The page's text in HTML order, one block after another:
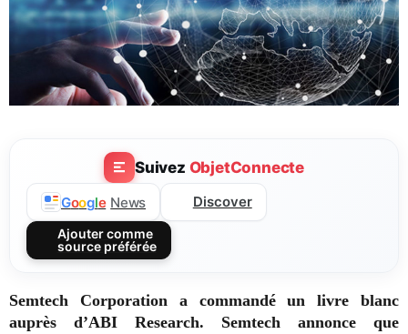
Suivez ObjetConnecte
Google News Discover
Ajouter comme
source préférée
Semtech Corporation a commandé un livre blanc
auprès d’ABI Research. Semtech annonce que